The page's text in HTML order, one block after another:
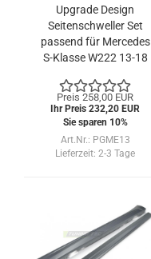
Upgrade Design
Seitenschweller Set
passend für Mercedes
S-Klasse W222 13-18
Preis 258,00 EUR
Ihr Preis 232,20 EUR
Sie sparen 10%
Art.Nr.: PGME13
Lieferzeit: 2-3 Tage